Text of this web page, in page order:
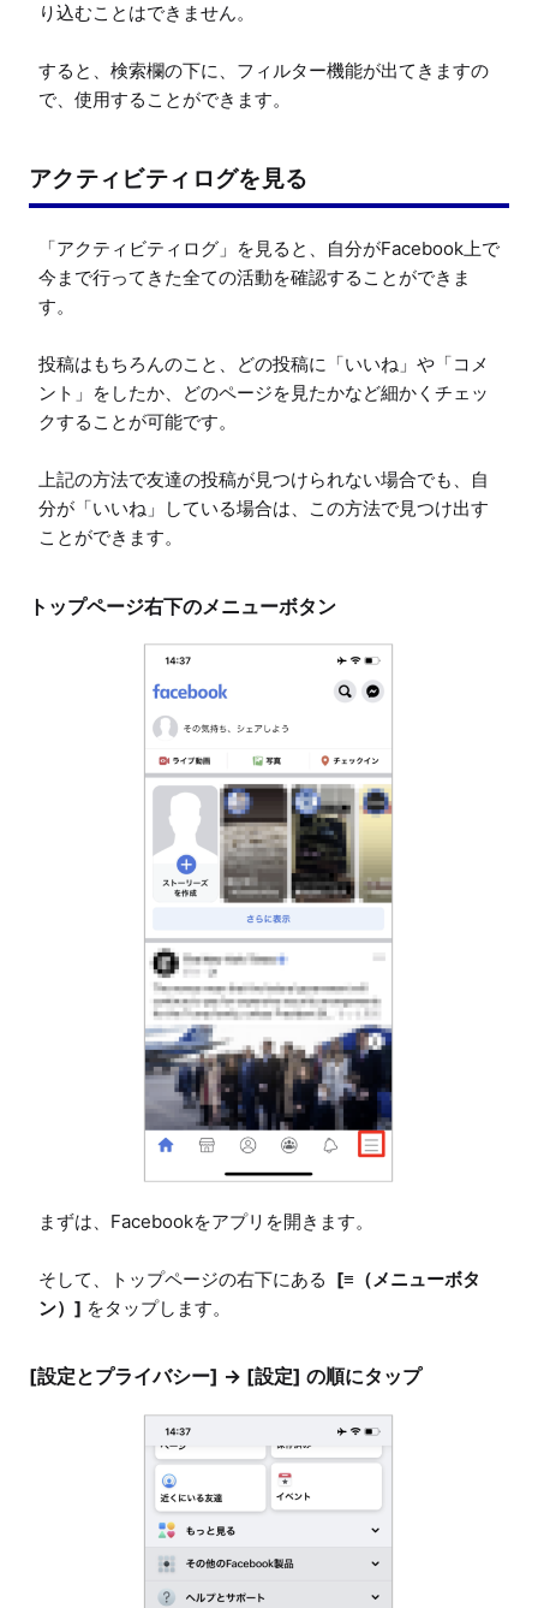
り込むことはできません。
すると、検索欄の下に、フィルター機能が出てきますの
で、使用することができます。
アクティビティログを見る
「アクティビティログ」を見ると、自分がFacebook上で
今まで行ってきた全ての活動を確認することができま
す。
投稿はもちろんのこと、どの投稿に「いいね」や「コメ
ント」をしたか、どのページを見たかなど細かくチェッ
クすることが可能です。
上記の方法で友達の投稿が見つけられない場合でも、自
分が「いいね」している場合は、この方法で見つけ出す
ことができます。
トップページ右下のメニューボタン
まずは、Facebookをアプリを開きます。
そして、トップページの右下にある [≡（メニューボタ
ン）] をタップします。
[設定とプライバシー] → [設定] の順にタップ